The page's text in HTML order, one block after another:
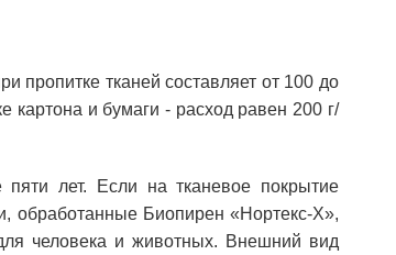
пропитке тканей составляет от 100 до
картона и бумаги - расход равен 200 г/
лет. Если на тканевое покрытие
обработанные Биопирен «Нортекс-Х»,
человека и животных. Внешний вид